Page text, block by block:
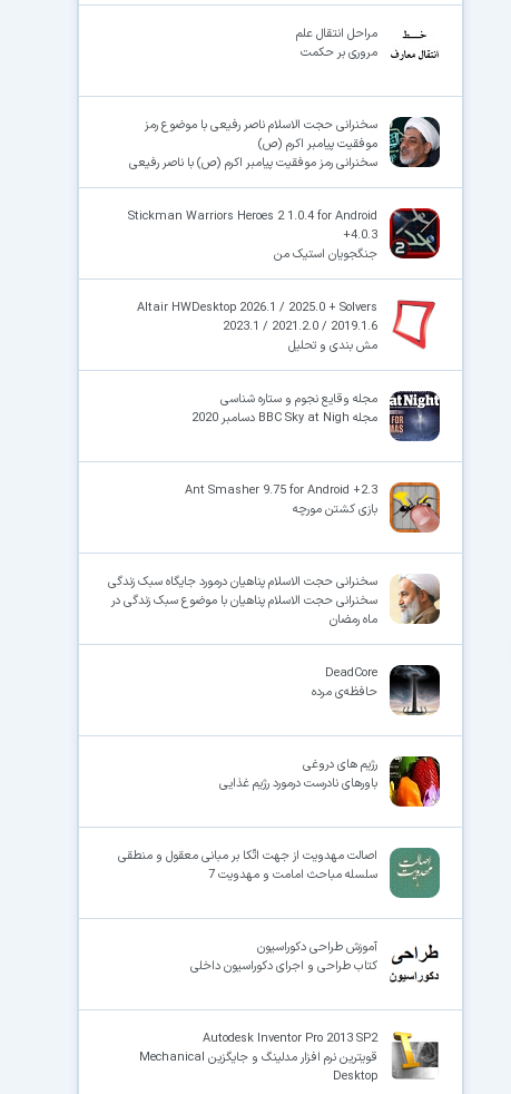
مراحل انتقال علم
مروری بر حکمت
سخنرانی حجت الاسلام ناصر رفیعی با موضوع رمز
موفقیت پیامبر اکرم (ص)
سخنرانی رمز موفقیت پیامبر اکرم (ص) با ناصر رفیعی
Stickman Warriors Heroes 2 1.0.4 for Android
+4.0.3
جنگجویان استیک من
Altair HWDesktop 2026.1 / 2025.0 + Solvers
2023.1 / 2021.2.0 / 2019.1.6
مش بندی و تحلیل
مجله وقایع نجوم و ستاره شناسی
مجله BBC Sky at Nigh دسامبر 2020
Ant Smasher 9.75 for Android +2.3
بازی کشتن مورچه
سخنرانی حجت الاسلام پناهیان درمورد جایگاه سبک زندگی
سخنرانی حجت الاسلام پناهیان با موضوع سبک زندگی در
ماه رمضان
DeadCore
حافظه‌ی مرده
رژیم های دروغی
باورهای نادرست درمورد رژیم غذایی
اصالت مهدویت از جهت اتّکا بر مبانى معقول و منطقى
سلسله مباحث امامت و مهدویت 7
آموزش طراحی دکوراسیون
کتاب طراحی و اجرای دکوراسیون داخلی
Autodesk Inventor Pro 2013 SP2
قویترین نرم افزار مدلینگ و جایگزین Mechanical
Desktop